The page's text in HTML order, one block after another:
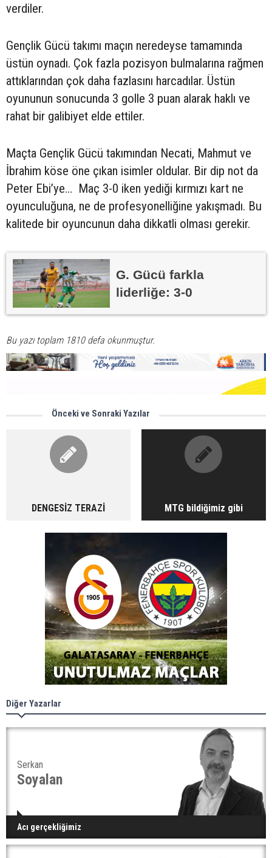
verdiler.
Gençlik Gücü takımı maçın neredeyse tamamında
üstün oynadı. Çok fazla pozisyon bulmalarına rağmen
attıklarından çok daha fazlasını harcadılar. Üstün
oyununun sonucunda 3 golle 3 puan alarak haklı ve
rahat bir galibiyet elde ettiler.
Maçta Gençlik Gücü takımından Necati, Mahmut ve
İbrahim köse öne çıkan isimler oldular. Bir dip not da
Peter Ebi’ye… Maç 3-0 iken yediği kırmızı kart ne
oyunculuğuna, ne de profesyonelliğine yakışmadı. Bu
kalitede bir oyuncunun daha dikkatli olması gerekir.
G. Gücü farkla
liderliğe: 3-0
Bu yazı toplam 1810 defa okunmuştur.
Önceki ve Sonraki Yazılar
DENGESİZ TERAZİ MTG bildiğimiz gibi
Diğer Yazarlar
Serkan
Soyalan
Acı gerçekliğimiz